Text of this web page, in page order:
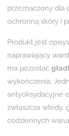
przeznaczony dla
ochronną skóry i
Produkt jest
naprawiający
ma pozostać
wykończenia.
antyoksydacyjne
zwłaszcza wtedy,
codziennych